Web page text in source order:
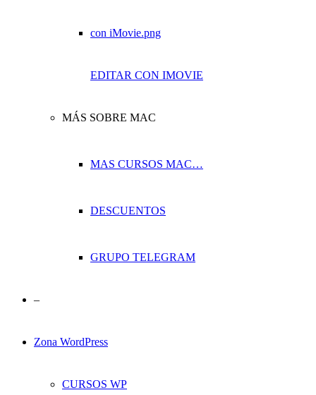
EDITAR CON IMOVIE
MÁS SOBRE MAC
MAS CURSOS MAC…
DESCUENTOS
GRUPO TELEGRAM
–
Zona WordPress
CURSOS WP